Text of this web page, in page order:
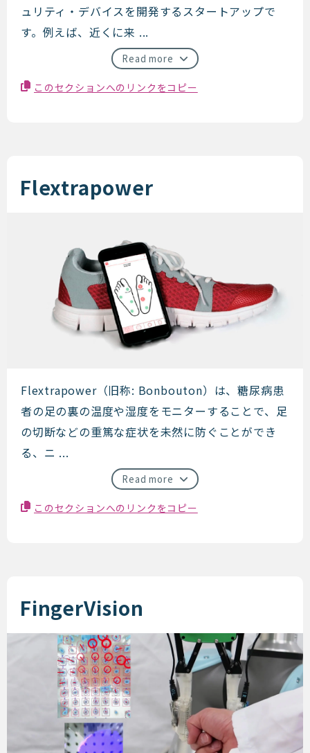
ュリティ・デバイスを開発するスタートアップで
す。例えば、近くに来 ...
Read more
このセクションへのリンクをコピー
Flextrapower
Flextrapower
Flextrapower（旧称: Bonbouton）は、糖尿病患
者の足の裏の温度や湿度をモニターすることで、足
の切断などの重篤な症状を未然に防ぐことができ
る、ニ ...
Read more
このセクションへのリンクをコピー
FingerVision